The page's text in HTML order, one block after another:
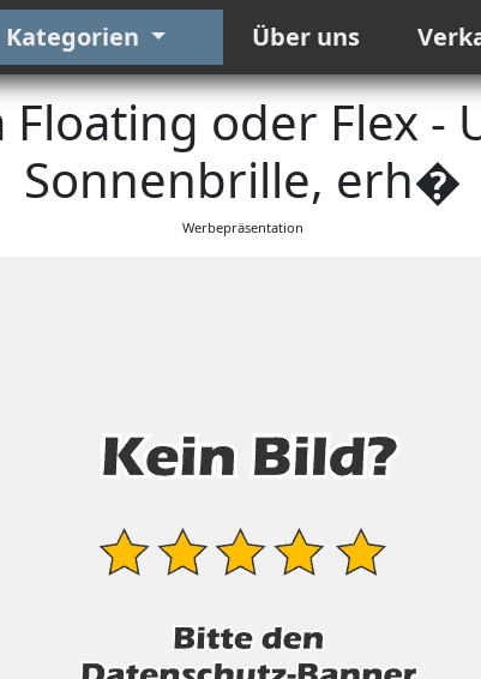
Kategorien Über uns
Floating oder Flex -
Sonnenbrille, erh�
Werbepräsentation